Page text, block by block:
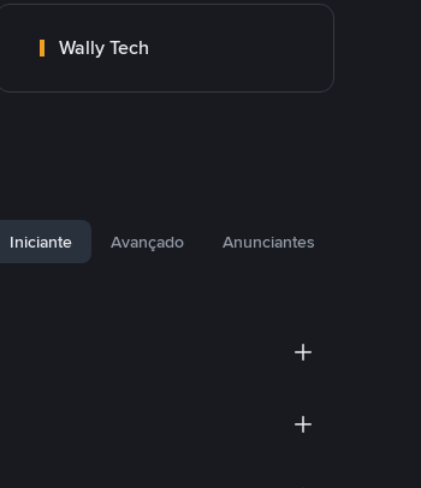
Wally Tech
Iniciante Avançado Anunciantes